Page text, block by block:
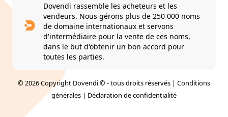
Dovendi rassemble les acheteurs et les
vendeurs. Nous gérons plus de 250 000 noms
de domaine internationaux et servons
d'intermédiaire pour la vente de ces noms,
dans le but d'obtenir un bon accord pour
toutes les parties.
© 2026 Copyright Dovendi © - tous droits réservés | Conditions
générales | Déclaration de confidentialité